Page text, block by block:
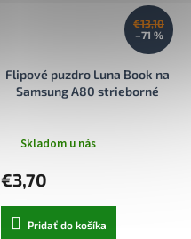
€13,10
–71 %
Flipové puzdro Luna Book na
Samsung A80 strieborné
Skladom u nás
€3,70
Pridať do košíka